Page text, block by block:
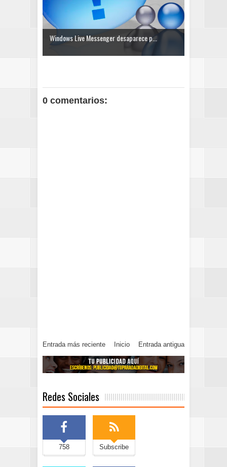
Windows Live Messenger desaparece p...
0 comentarios:
Entrada más reciente Entrada antigua
Inicio
Redes Sociales
758 Subscribe